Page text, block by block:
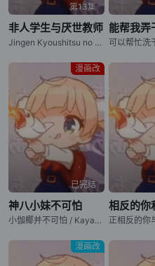
第13集
非人学生与厌世教师
Jingen Kyoushitsu no Ningengirai Kyoushi
能帮我弄
漫画改
已完结
神八小妹不可怕
小伽椰并不可怕 / Kaya-chan wa Kowakunai / Kaya-chan Isn't Scary
相反的你
漫画改